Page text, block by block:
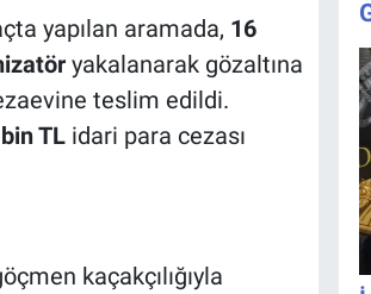
yapılan aramada, 16
yakalanarak gözaltına
teslim edildi.
TLidari para cezası
kaçakçılığıyla